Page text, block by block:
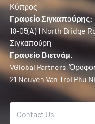
Κύπρος
Γραφείο Σιγκαπούρης:
18-05(A) 1 North Bridge
Σιγκαπούρη
Γραφείο Βιετνάμ:
VGlobal Partners,
21 Nguyen Van Troi Phu